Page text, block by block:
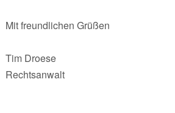
Mit freundlichen Grüßen
Tim Droese
Rechtsanwalt